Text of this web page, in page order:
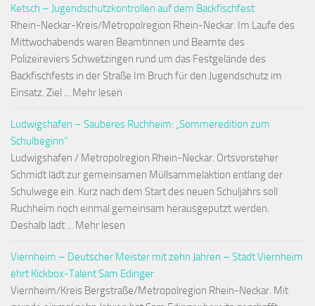
Ketsch – Jugendschutzkontrollen auf dem Backfischfest
Rhein-Neckar-Kreis/Metropolregion Rhein-Neckar. Im Laufe des
Mittwochabends waren Beamtinnen und Beamte des
Polizeireviers Schwetzingen rund um das Festgelände des
Backfischfests in der Straße Im Bruch für den Jugendschutz im
Einsatz. Ziel ... Mehr lesen
Ludwigshafen – Sauberes Ruchheim: „Sommeredition zum
Schulbeginn“
Ludwigshafen / Metropolregion Rhein-Neckar. Ortsvorsteher
Schmidt lädt zur gemeinsamen Müllsammelaktion entlang der
Schulwege ein. Kurz nach dem Start des neuen Schuljahrs soll
Ruchheim noch einmal gemeinsam herausgeputzt werden.
Deshalb lädt ... Mehr lesen
Viernheim – Deutscher Meister mit zehn Jahren – Stadt Viernheim
ehrt Kickbox-Talent Sam Edinger
Viernheim/Kreis Bergstraße/Metropolregion Rhein-Neckar. Mit